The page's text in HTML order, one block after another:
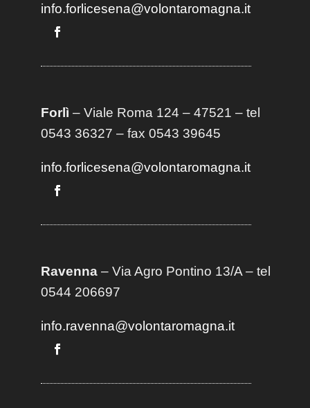
info.forlicesena@volontaromagna.it
Forlì – Viale Roma 124 – 47521 – tel
0543 36327 – fax 0543 39645
info.forlicesena@volontaromagna.it
Ravenna– Via Agro Pontino 13/A– tel
0544 206697
info.ravenna@volontaromagna.it